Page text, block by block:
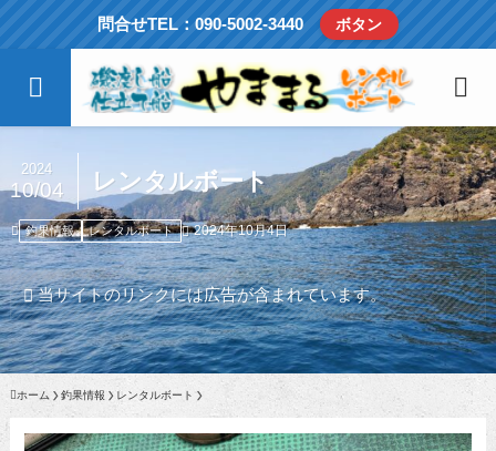
問合せTEL：090-5002-3440 ボタン
レンタルボート
2024
10/04
釣果情報 レンタルボート 2024年10月4日
当サイトのリンクには広告が含まれています。
ホーム 釣果情報 レンタルボート